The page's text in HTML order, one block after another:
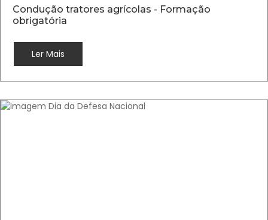
Condução tratores agrícolas - Formação
obrigatória
Ler Mais